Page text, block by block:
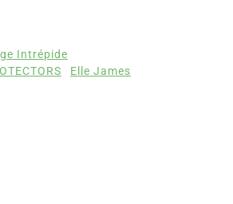
Intrépide
Elle James